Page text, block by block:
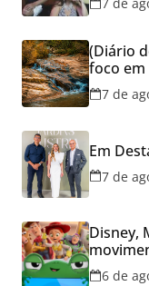
(Diário
foco em
cresce
7 de
Em
7 de
Disney,
do6 de